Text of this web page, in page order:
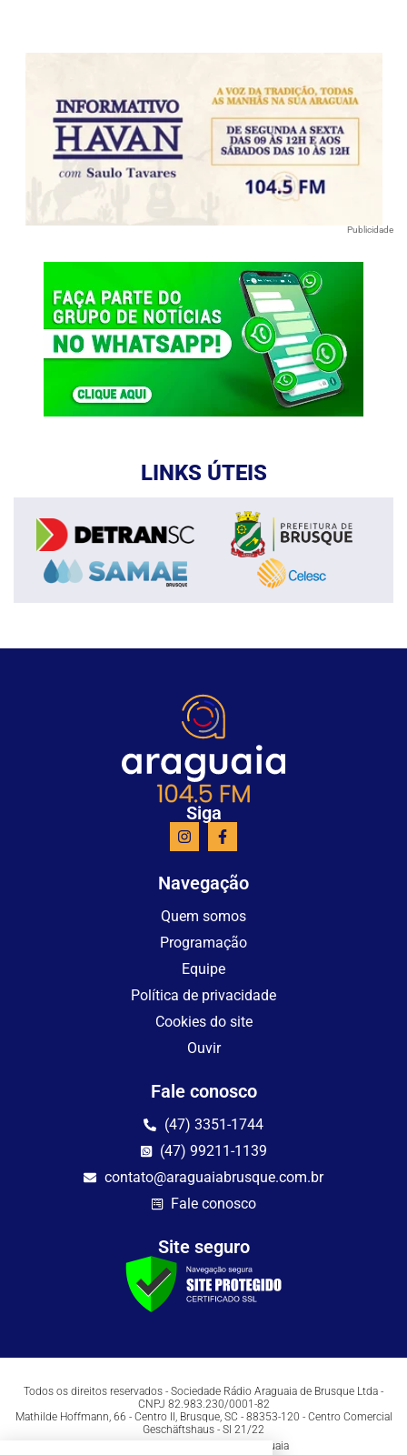
Publicidade
LINKS ÚTEIS
Siga
Navegação
Quem somos
Programação
Equipe
Política de privacidade
Cookies do site
Ouvir
Fale conosco
(47) 3351-1744
(47) 99211-1139
contato@araguaiabrusque.com.br
Fale conosco
Site seguro
Todos os direitos reservados - Sociedade Rádio Araguaia de Brusque Ltda -
CNPJ 82.983.230/0001-82
Mathilde Hoffmann, 66 - Centro II, Brusque, SC - 88353-120 - Centro Comercial
Geschäftshaus - Sl 21/22
Copyright © 2026 | Rádio Araguaia